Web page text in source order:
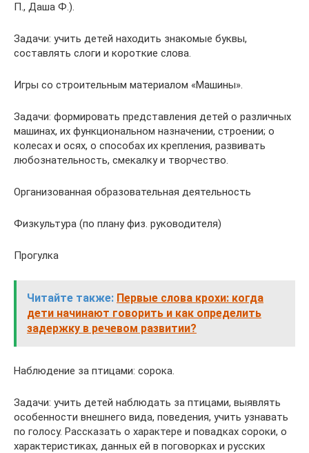
П., Даша Ф.).
Задачи: учить детей находить знакомые буквы,
составлять слоги и короткие слова.
Игры со строительным материалом «Машины».
Задачи: формировать представления детей о различных
машинах, их функциональном назначении, строении; о
колесах и осях, о способах их крепления, развивать
любознательность, смекалку и творчество.
Организованная образовательная деятельность
Физкультура (по плану физ. руководителя)
Прогулка
Читайте также: Первые слова крохи: когда
дети начинают говорить и как определить
задержку в речевом развитии?
Наблюдение за птицами: сорока.
Задачи: учить детей наблюдать за птицами, выявлять
особенности внешнего вида, поведения, учить узнавать
по голосу. Рассказать о характере и повадках сороки, о
характеристиках, данных ей в поговорках и русских